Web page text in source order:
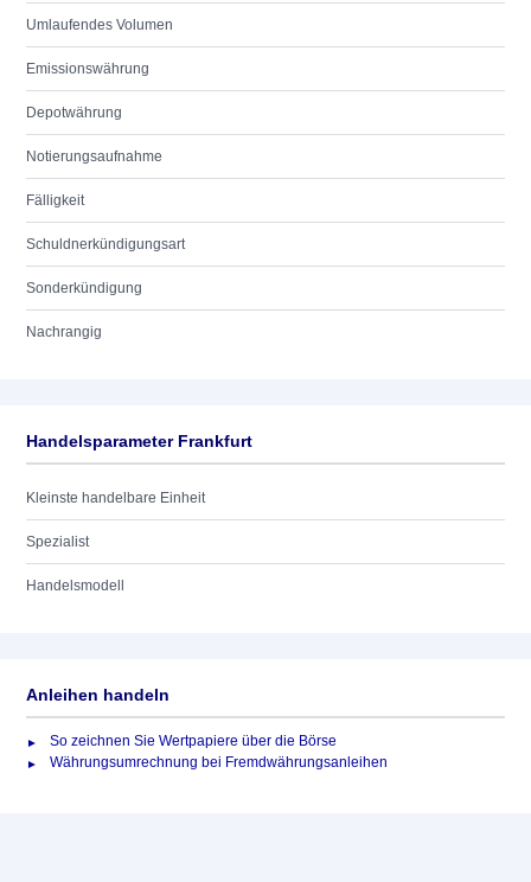
Umlaufendes Volumen
Emissionswährung
Depotwährung
Notierungsaufnahme
Fälligkeit
Schuldnerkündigungsart
Sonderkündigung
Nachrangig
Handelsparameter Frankfurt
Kleinste handelbare Einheit
Spezialist
Handelsmodell
Anleihen handeln
So zeichnen Sie Wertpapiere über die Börse
Währungsumrechnung bei Fremdwährungsanleihen